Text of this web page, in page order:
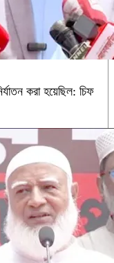
করা হয়েছিল: চিফ